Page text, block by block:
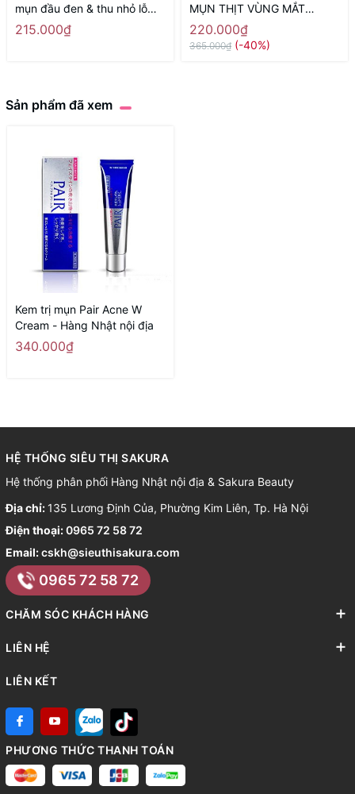
mụn đầu đen & thu nhỏ lỗ
chân lông chiết xuất Matcha
120g - Hàng Nhật nội địa
215.000₫
MỤN THỊT VÙNG MẮT
TSUBUPORON NHẬT BẢN
(1.8ML) - Hàng Nhật nội địa
220.000₫
365.000₫ (-40%)
Sản phẩm đã xem
Kem trị mụn Pair Acne W
Cream - Hàng Nhật nội địa
340.000₫
HỆ THỐNG SIÊU THỊ SAKURA
Hệ thống phân phối Hàng Nhật nội địa & Sakura Beauty
Địa chỉ: 135 Lương Định Của, Phường Kim Liên, Tp. Hà Nội
Điện thoại:0965 72 58 72
Email:cskh@sieuthisakura.com
0965 72 58 72
CHĂM SÓC KHÁCH HÀNG
LIÊN HỆ
LIÊN KẾT
PHƯƠNG THỨC THANH TOÁN